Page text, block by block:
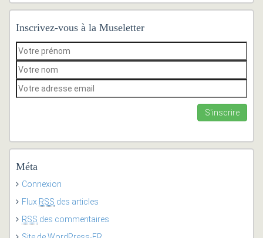
Inscrivez-vous à la Museletter
Méta
Connexion
Flux RSS des articles
RSS des commentaires